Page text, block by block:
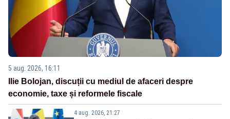
5 aug. 2026, 16:11
Ilie Bolojan, discuții cu mediul de afaceri despre
economie, taxe și reformele fiscale
4 aug. 2026, 21:27